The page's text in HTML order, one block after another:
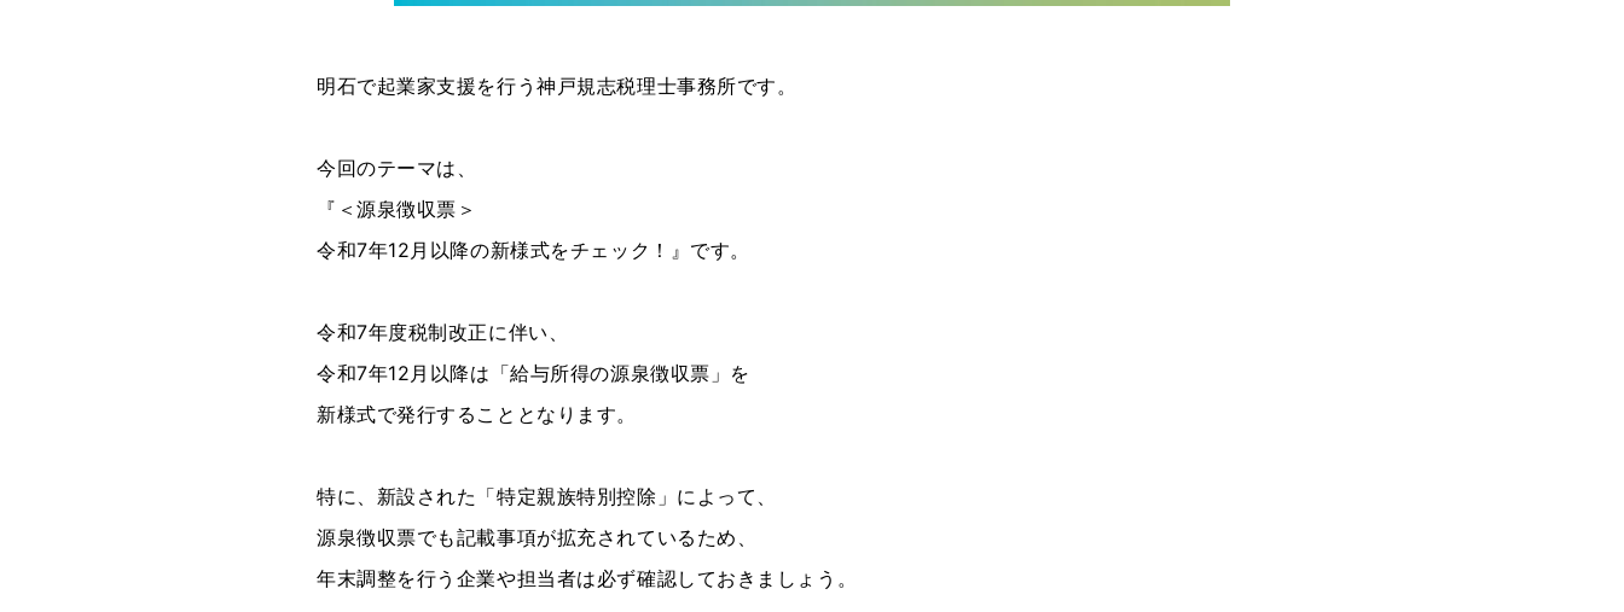
明石で起業家支援を行う神戸規志税理士事務所です。
今回のテーマは、
『＜源泉徴収票＞
令和7年12月以降の新様式をチェック！』です。
令和7年度税制改正に伴い、
令和7年12月以降は「給与所得の源泉徴収票」を
新様式で発行することとなります。
特に、新設された「特定親族特別控除」によって、
源泉徴収票でも記載事項が拡充されているため、
年末調整を行う企業や担当者は必ず確認しておきましょう。